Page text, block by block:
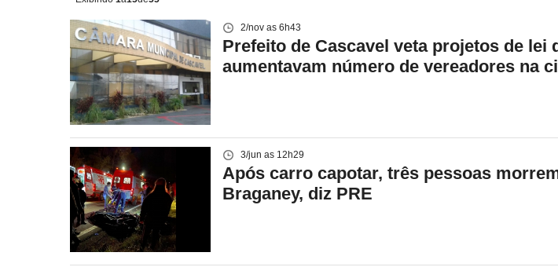
2/nov as 6h43
Prefeito de Cascavel veta projetos de lei
aumentavam número de vereadores na
3/jun as 12h29
Após carro capotar, três pessoas
Braganey, diz PRE